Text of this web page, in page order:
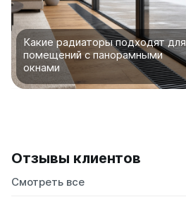
Какие радиаторы подходят для
помещений с панорамными
окнами
Отзывы клиентов
Смотреть все